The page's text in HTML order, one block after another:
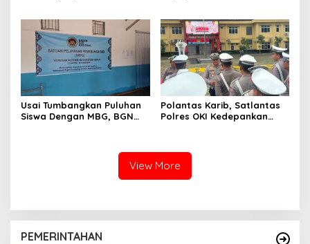
Usai Tumbangkan Puluhan
Siswa Dengan MBG, BGN
Polantas Karib, Satlantas
Polres OKI Kedepankan
View More
PEMERINTAHAN